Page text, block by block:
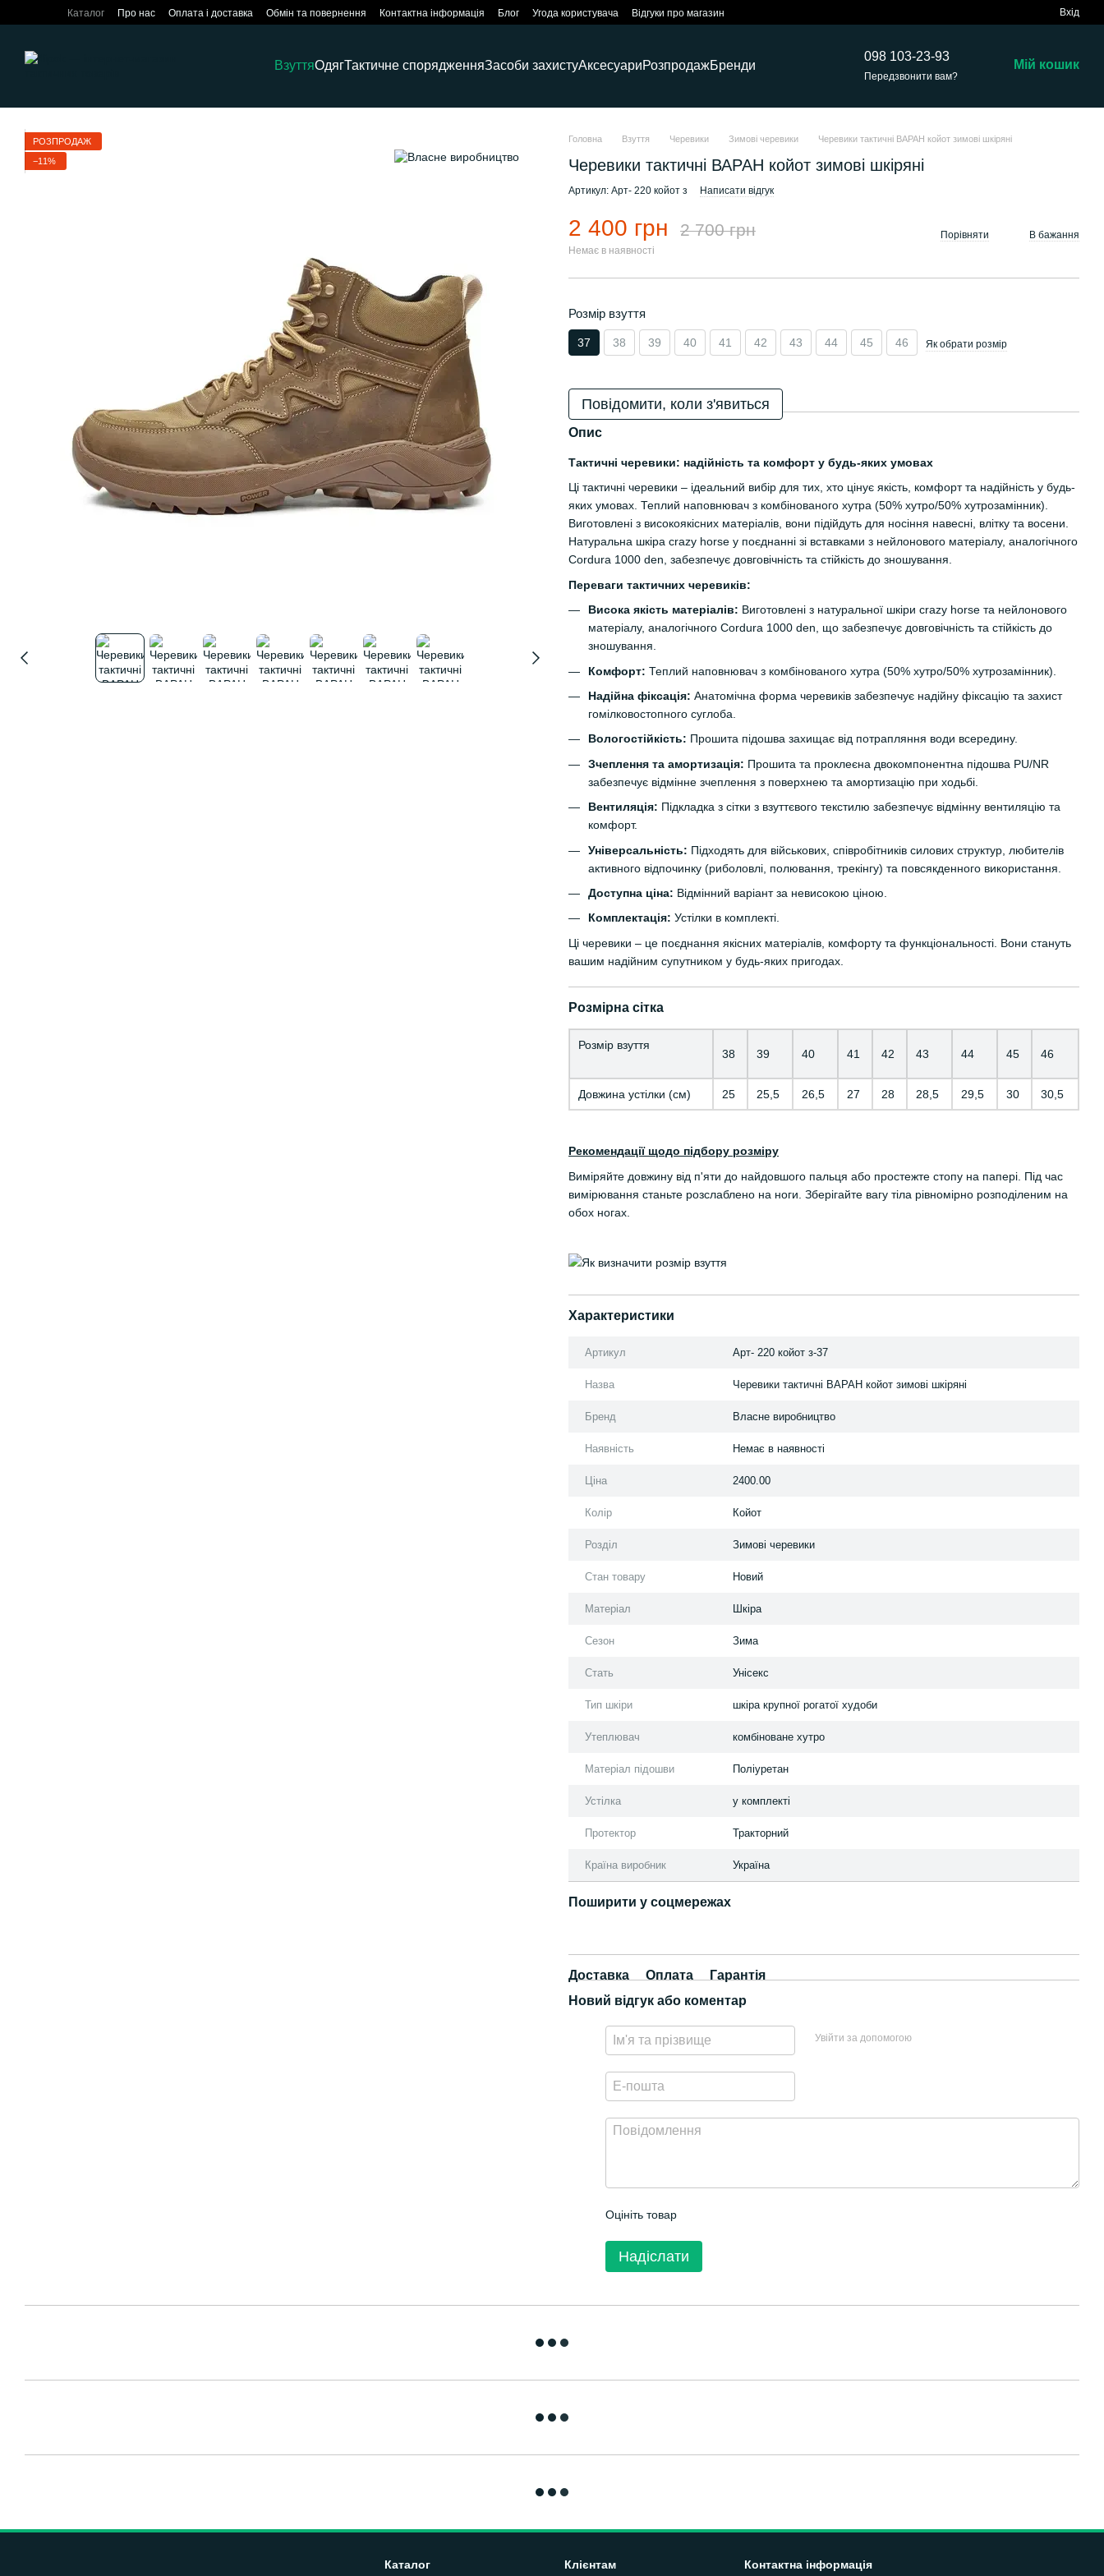
Перейти до основного контенту
Каталог Про нас Оплата і доставка Обмін та повернення Контактна інформація Блог Угода користувача Відгуки про магазин Вхід
ВзуттяОдягТактичне спорядженняЗасоби захистуАксесуариРозпродажБренди
098 103-23-93
Передзвонити вам?
Мій кошик
РОЗПРОДАЖ
−11%
Головна Взуття Черевики Зимові черевики Черевики тактичні ВАРАН койот зимові шкіряні
Черевики тактичні ВАРАН койот зимові шкіряні
Артикул: Арт- 220 койот з Написати відгук
2 400 грн 2 700 грн
Немає в наявності
Порівняти В бажання
Розмір взуття
37 38 39 40 41 42 43 44 45 46 Як обрати розмір
Повідомити, коли з'явиться
Опис
Тактичні черевики: надійність та комфорт у будь-яких умовах
Ці тактичні черевики – ідеальний вибір для тих, хто цінує якість, комфорт та надійність у будь-
яких умовах. Теплий наповнювач з комбінованого хутра (50% хутро/50% хутрозамінник).
Виготовлені з високоякісних матеріалів, вони підійдуть для носіння навесні, влітку та восени.
Натуральна шкіра crazy horse у поєднанні зі вставками з нейлонового матеріалу, аналогічного
Cordura 1000 den, забезпечує довговічність та стійкість до зношування.
Переваги тактичних черевиків:
Висока якість матеріалів: Виготовлені з натуральної шкіри crazy horse та нейлонового
матеріалу, аналогічного Cordura 1000 den, що забезпечує довговічність та стійкість до
зношування.
Комфорт: Теплий наповнювач з комбінованого хутра (50% хутро/50% хутрозамінник).
Надійна фіксація: Анатомічна форма черевиків забезпечує надійну фіксацію та захист
гомілковостопного суглоба.
Вологостійкість: Прошита підошва захищає від потрапляння води всередину.
Зчеплення та амортизація: Прошита та проклеєна двокомпонентна підошва PU/NR
забезпечує відмінне зчеплення з поверхнею та амортизацію при ходьбі.
Вентиляція: Підкладка з сітки з взуттєвого текстилю забезпечує відмінну вентиляцію та
комфорт.
Універсальність: Підходять для військових, співробітників силових структур, любителів
активного відпочинку (риболовлі, полювання, трекінгу) та повсякденного використання.
Доступна ціна: Відмінний варіант за невисокою ціною.
Комплектація: Устілки в комплекті.
Ці черевики – це поєднання якісних матеріалів, комфорту та функціональності. Вони стануть
вашим надійним супутником у будь-яких пригодах.
Розмірна сітка
Розмір взуття
38 39 40 41 42 43 44 45 46
Довжина устілки (см) 25 25,5 26,5 27 28 28,5 29,5 30 30,5
Рекомендації щодо підбору розміру
Виміряйте довжину від п'яти до найдовшого пальця або простежте стопу на папері. Під час
вимірювання станьте розслаблено на ноги. Зберігайте вагу тіла рівномірно розподіленим на
обох ногах.
Характеристики
Артикул Арт- 220 койот з-37
Назва Черевики тактичні ВАРАН койот зимові шкіряні
Бренд Власне виробництво
Наявність Немає в наявності
Ціна 2400.00
Колір Койот
Розділ Зимові черевики
Стан товару Новий
Матеріал Шкіра
Сезон Зима
Стать Унісекс
Тип шкіри шкіра крупної рогатої худоби
Утеплювач комбіноване хутро
Матеріал підошви Поліуретан
Устілка у комплекті
Протектор Тракторний
Країна виробник Україна
Поширити у соцмережах
Доставка Оплата
Гарантія
Новий відгук або коментар
Увійти за допомогою
Оцініть товар
Надіслати
Каталог Клієнтам Контактна інформація